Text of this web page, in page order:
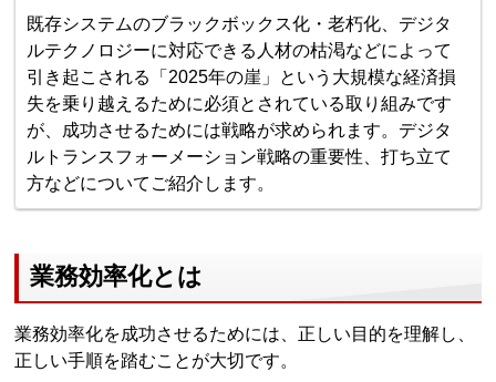
既存システムのブラックボックス化・老朽化、デジタ
ルテクノロジーに対応できる人材の枯渇などによって
引き起こされる「2025年の崖」という大規模な経済損
失を乗り越えるために必須とされている取り組みです
が、成功させるためには戦略が求められます。デジタ
ルトランスフォーメーション戦略の重要性、打ち立て
方などについてご紹介します。
業務効率化とは
業務効率化を成功させるためには、正しい目的を理解し、
正しい手順を踏むことが大切です。